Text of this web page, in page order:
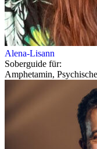
Alena-Lisann
Soberguide für:
Amphetamin,